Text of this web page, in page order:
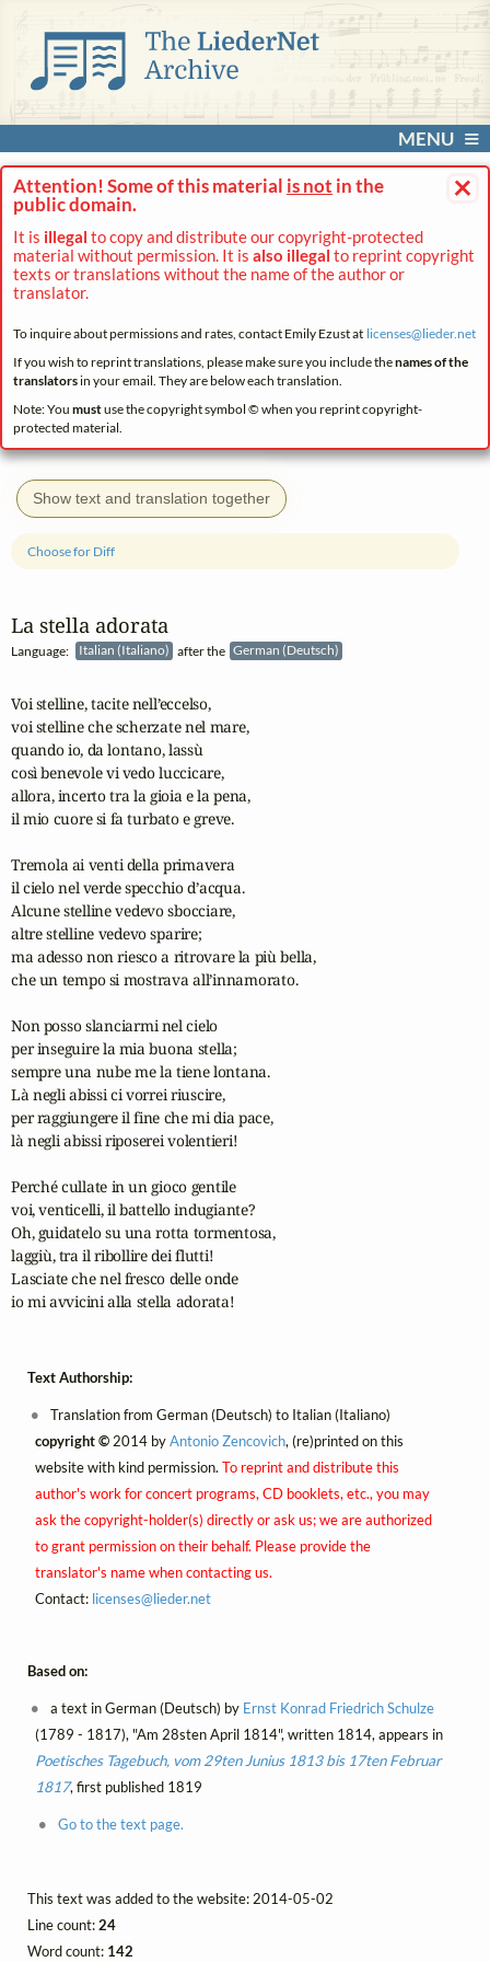
MENU
×
Attention! Some of this material is not in the
public domain.
It is illegal to copy and distribute our copyright-protected
material without permission. It is also illegal to reprint copyright
texts or translations without the name of the author or
translator.
To inquire about permissions and rates, contact Emily Ezust at licenses@lieder.net
If you wish to reprint translations, please make sure you include thenames of the
translatorsin your email. They are below each translation.
Note: You mustuse the copyright symbol © when you reprint copyright-
protected material.
Show text and translation together
La stella adorata
Language: Italian (Italiano) after the German (Deutsch)
Choose for Diff
Voi stelline, tacite nell’eccelso,
voi stelline che scherzate nel mare,
quando io, da lontano, lassù
così benevole vi vedo luccicare,
allora, incerto tra la gioia e la pena,
il mio cuore si fa turbato e greve.
Tremola ai venti della primavera
il cielo nel verde specchio d’acqua.
Alcune stelline vedevo sbocciare,
altre stelline vedevo sparire;
ma adesso non riesco a ritrovare la più bella,
che un tempo si mostrava all’innamorato.
Non posso slanciarmi nel cielo
per inseguire la mia buona stella;
sempre una nube me la tiene lontana.
Là negli abissi ci vorrei riuscire,
per raggiungere il fine che mi dia pace,
là negli abissi riposerei volentieri!
Perché cullate in un gioco gentile
voi, venticelli, il battello indugiante?
Oh, guidatelo su una rotta tormentosa,
laggiù, tra il ribollire dei flutti!
Lasciate che nel fresco delle onde
io mi avvicini alla stella adorata!
Text Authorship:
Translation from German (Deutsch) to Italian (Italiano)
copyright ©2014 byAntonio Zencovich, (re)printed on this
website with kind permission. To reprint and distribute this
author's work for concert programs, CD booklets, etc., you may
ask the copyright-holder(s) directly or ask us; we are authorized
to grant permission on their behalf. Please provide the
translator's name when contacting us.
Contact: licenses@lieder.net
Based on:
a text in German (Deutsch) by Ernst Konrad Friedrich Schulze
(1789 - 1817), "Am 28sten April 1814", written 1814, appears in
Poetisches Tagebuch, vom 29ten Junius 1813 bis 17ten Februar
1817, first published 1819
Go to the text page.
This text was added to the website: 2014-05-02
Line count:24
Word count: 142